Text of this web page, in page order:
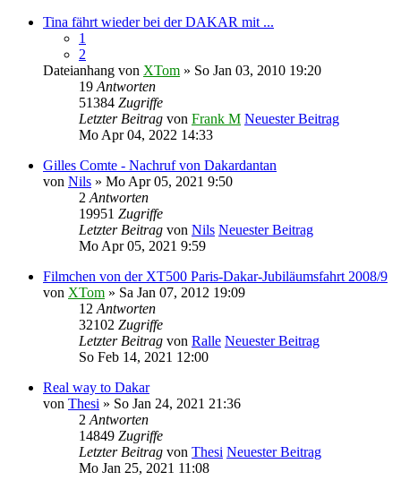
Tina fährt wieder bei der DAKAR mit ...
1
2
Dateianhang von XTom » So Jan 03, 2010 19:20
19 Antworten
51384 Zugriffe
Letzter Beitrag von Frank M Neuester Beitrag
Mo Apr 04, 2022 14:33
Gilles Comte - Nachruf von Dakardantan
von Nils » Mo Apr 05, 2021 9:50
2 Antworten
19951 Zugriffe
Letzter Beitrag von Nils Neuester Beitrag
Mo Apr 05, 2021 9:59
Filmchen von der XT500 Paris-Dakar-Jubiläumsfahrt 2008/9
von XTom » Sa Jan 07, 2012 19:09
12 Antworten
32102 Zugriffe
Letzter Beitrag von Ralle Neuester Beitrag
So Feb 14, 2021 12:00
Real way to Dakar
von Thesi » So Jan 24, 2021 21:36
2 Antworten
14849 Zugriffe
Letzter Beitrag von Thesi Neuester Beitrag
Mo Jan 25, 2021 11:08